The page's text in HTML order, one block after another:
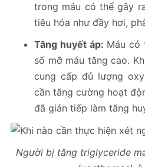
trong máu có thể gây
tiêu hóa như đầy hơi,
Tăng huyết áp: Máu có
số mỡ máu tăng cao.
cung cấp đủ lượng
cần tăng cường hoạt
đã gián tiếp làm tăng
Người bị tăng triglyceride